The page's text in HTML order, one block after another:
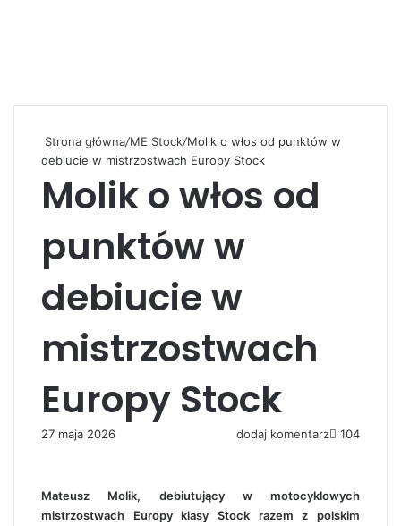
Strona główna/ME Stock/Molik o włos od punktów w
debiucie w mistrzostwach Europy Stock
Molik o włos od
punktów w
debiucie w
mistrzostwach
Europy Stock
27 maja 2026 dodaj komentarz 104
Mateusz Molik, debiutujący w motocyklowych
mistrzostwach Europy klasy Stock razem z polskim